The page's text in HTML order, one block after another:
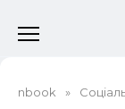
до
nbook »